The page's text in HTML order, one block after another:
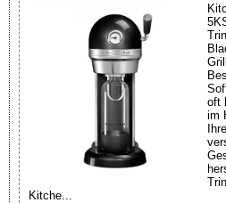
oft
im
Kitche...